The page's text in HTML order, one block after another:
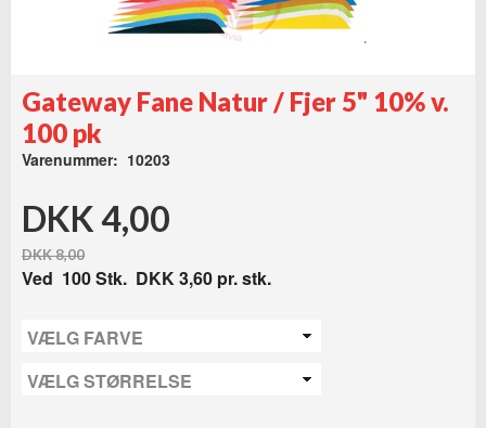
Gateway Fane Natur / Fjer 5" 10% v.
100 pk
Varenummer: 10203
DKK 4,00
DKK 8,00
Ved 100Stk. DKK 3,60 pr. stk.